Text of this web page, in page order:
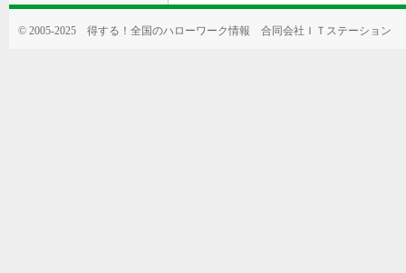
© 2005-2025 得する！全国のハローワーク情報 合同会社ＩＴステーション